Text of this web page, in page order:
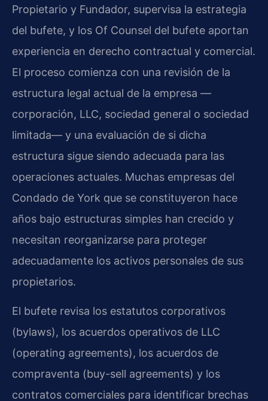
Propietario y Fundador, supervisa la estrategia
del bufete, y los Of Counsel del bufete aportan
experiencia en derecho contractual y comercial.
El proceso comienza con una revisión de la
estructura legal actual de la empresa —
corporación, LLC, sociedad general o sociedad
limitada— y una evaluación de si dicha
estructura sigue siendo adecuada para las
operaciones actuales. Muchas empresas del
Condado de York que se constituyeron hace
años bajo estructuras simples han crecido y
necesitan reorganizarse para proteger
adecuadamente los activos personales de sus
propietarios.
El bufete revisa los estatutos corporativos
(bylaws), los acuerdos operativos de LLC
(operating agreements), los acuerdos de
compraventa (buy-sell agreements) y los
contratos comerciales para identificar brechas